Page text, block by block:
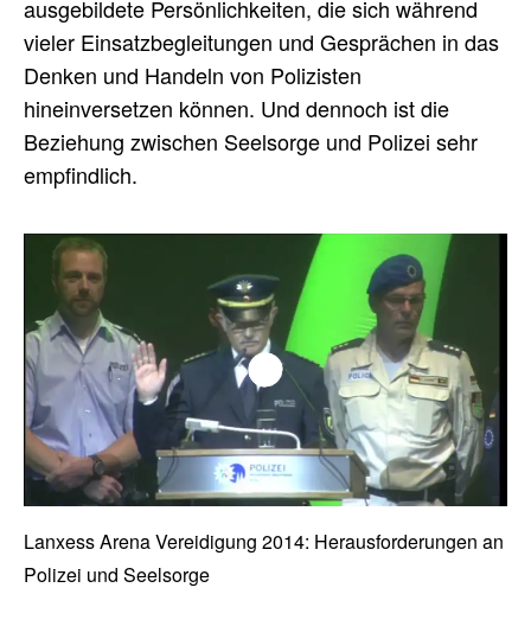
ausgebildete Persönlichkeiten, die sich während
vieler Einsatzbegleitungen und Gesprächen in das
Denken und Handeln von Polizisten
hineinversetzen können. Und dennoch ist die
Beziehung zwischen Seelsorge und Polizei sehr
empfindlich.
Play/Pause
Mute/Unmute
00:00/00:00 Fullscreen
Lanxess Arena Vereidigung 2014: Herausforderungen an
Polizei und Seelsorge